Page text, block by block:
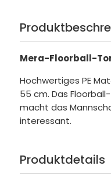
Mera-Floorball-
Hochwertiges PE
55 cm. Das
macht das
interessant.
Produktdetails